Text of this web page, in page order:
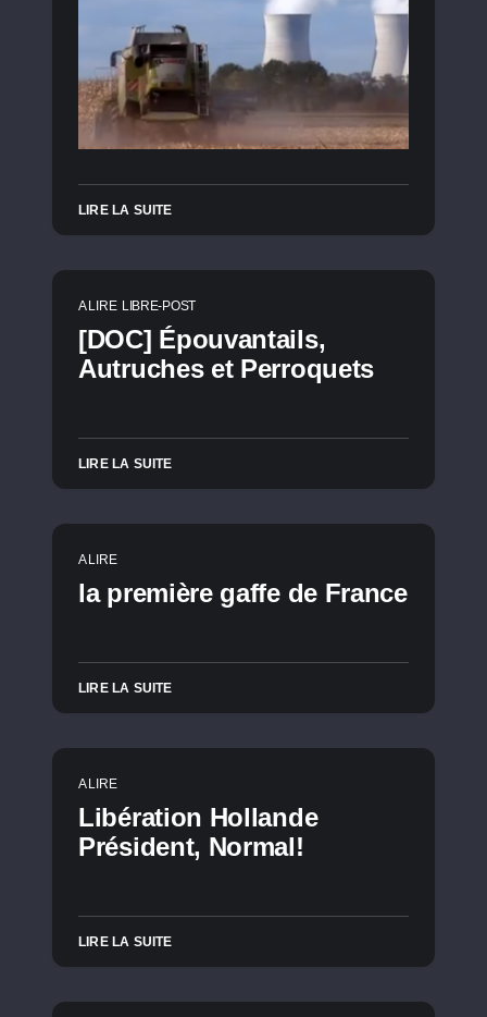
LIRE LA SUITE
A LIRE LIBRE-POST
[DOC] Épouvantails,
Autruches et Perroquets
LIRE LA SUITE
A LIRE
la première gaffe de France
LIRE LA SUITE
A LIRE
Libération Hollande
Président, Normal!
LIRE LA SUITE